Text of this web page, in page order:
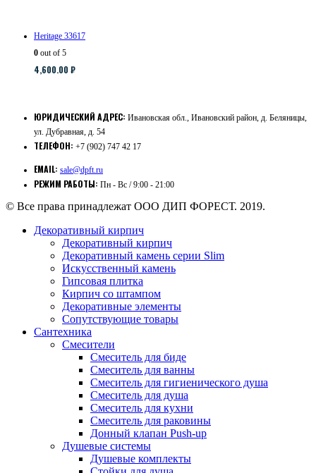
Heritage 33617
0 out of 5
4,600.00 ₽
ЮРИДИЧЕСКИЙ АДРЕС: Ивановская обл., Ивановский район, д. Беляницы,
ул. Дубравная, д. 54
ТЕЛЕФОН: +7 (902) 747 42 17
EMAIL: sale@dpft.ru
РЕЖИМ РАБОТЫ: Пн - Вс / 9:00 - 21:00
© Все права принадлежат ООО ДИП ФОРЕСТ. 2019.
Декоративный кирпич
Декоративный кирпич
Декоративный камень серии Slim
Искусственный камень
Гипсовая плитка
Кирпич со штампом
Декоративные элементы
Сопутствующие товары
Сантехника
Смесители
Смеситель для биде
Смеситель для ванны
Смеситель для гигиенического душа
Смеситель для душа
Смеситель для кухни
Смеситель для раковины
Донный клапан Push-up
Душевые системы
Душевые комплекты